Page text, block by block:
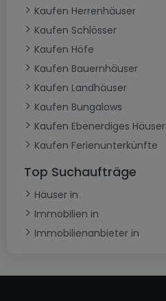
Kaufen Herrenhäuser
Kaufen Schlösser
Kaufen Höfe
Kaufen Bauernhäuser
Kaufen Landhäuser
Kaufen Bungalows
Kaufen Ebenerdiges Häuser
Kaufen Ferienunterkünfte
Top Suchaufträge
Häuser in
Immobilien in
Immobilienanbieter in